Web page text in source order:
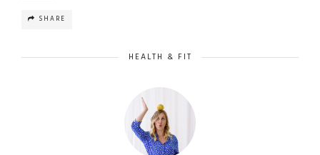
SHARE
HEALTH & FIT